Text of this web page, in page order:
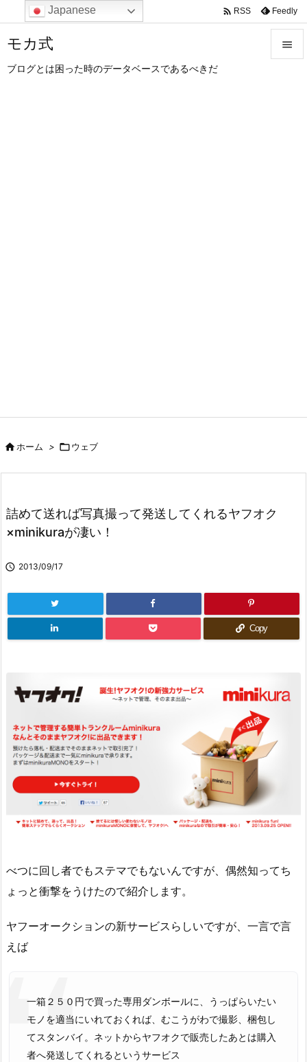
モカ式
ブログとは困った時のデータベースであるべきだ

 RSS Feedly
ホーム > ウェブ
詰めて送れば写真撮って発送してくれるヤフオク
×minikuraが凄い！
 2013/09/17
Copy
べつに回し者でもステマでもないんですが、偶然知ってち
ょっと衝撃をうけたので紹介します。
ヤフーオークションの新サービスらしいですが、一言で言
えば
一箱２５０円で買った専用ダンボールに、うっぱらいたい
モノを適当にいれておくれば、むこうがわで撮影、梱包し
てスタンバイ。ネットからヤフオクで販売したあとは購入
者へ発送してくれるというサービス
Japanese